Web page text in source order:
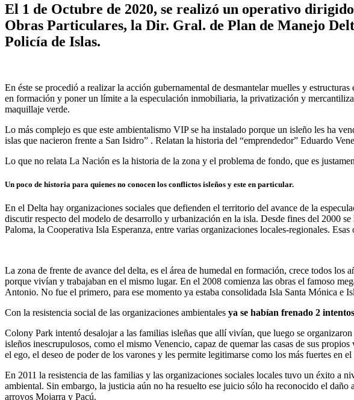
El 1 de Octubre de 2020, se realizó un operativo
Obras Particulares, la Dir. Gral. de Plan de Manejo
Policía de Islas.
En éste se procedió a realizar la acción gubernamental de desmantelar muelles y
en formación y poner un límite a la especulación inmobiliaria, la privatización y
maquillaje verde.
Lo más complejo es que este ambientalismo VIP se ha instalado porque un isleño les ha
islas que nacieron frente a San Isidro” . Relatan la historia del “emprendedor” Eduardo
Lo que no relata La Nación es la historia de la zona y el problema de fondo, que es
Un poco de historia para quienes no conocen los conflictos isleños y este en particular.
En el Delta hay organizaciones sociales que defienden el territorio del avance de la
discutir respecto del modelo de desarrollo y urbanización en la isla. Desde fines del 2000
Paloma, la Cooperativa Isla Esperanza, entre varias organizaciones locales-regionales.
La zona de frente de avance del delta, es el área de humedal en formación, crece todos
porque vivían y trabajaban en el mismo lugar. En el 2008 comienza las obras el famoso
Antonio. No fue el primero, para ese momento ya estaba consolidada Isla Santa Mónica e
Con la resistencia social de las organizaciones ambientales ya se habían frenado 2
Colony Park intentó desalojar a las familias isleñas que allí vivían, que luego se organizaron
isleños inescrupulosos, como el mismo Venencio, capaz de quemar las casas de sus
el ego, el deseo de poder de los varones y les permite legitimarse como los más fuertes en
En 2011 la resistencia de las familias y las organizaciones sociales locales tuvo un éxito a
ambiental. Sin embargo, la justicia aún no ha resuelto ese juicio sólo ha reconocido el daño
arroyos Mojarra y Pacú.